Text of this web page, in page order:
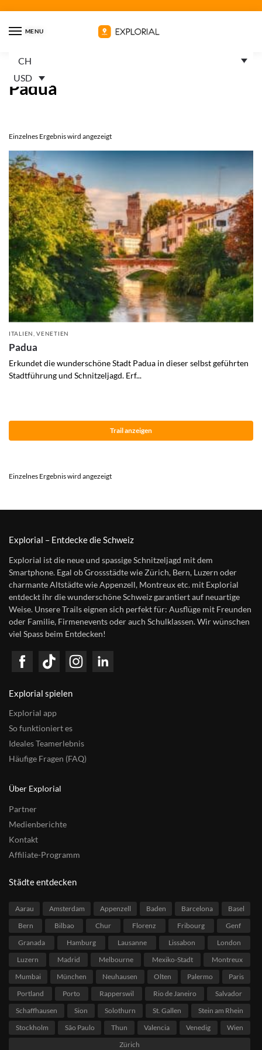
MENU
CH
USD
Startseite
Padua
Einzelnes Ergebnis wird angezeigt
ITALIEN ,VENETIEN
Padua
Erkundet die wunderschöne Stadt Padua in dieser selbst geführten
Stadtführung und Schnitzeljagd. Erf...
Trail anzeigen
Einzelnes Ergebnis wird angezeigt
Explorial – Entdecke die Schweiz
Explorial ist die neue und spassige Schnitzeljagd mit dem
Smartphone. Egal ob Grossstädte wie Zürich, Bern, Luzern oder
charmante Altstädte wie Appenzell, Montreux etc. mit Explorial
entdeckt ihr die wunderschöne Schweiz garantiert auf neuartige
Weise. Unsere Trails eignen sich perfekt für: Ausflüge mit Freunden
oder Familie, Firmenevents oder auch Schulklassen. Wir wünschen
viel Spass beim Entdecken!
Explorial spielen
Explorial app
So funktioniert es
Ideales Teamerlebnis
Häufige Fragen (FAQ)
Über Explorial
Partner
Medienberichte
Kontakt
Affiliate-Programm
Städte entdecken
Aarau Amsterdam Appenzell Baden Barcelona
Basel
Bern
Bilbao Chur Florenz Fribourg
Genf
Granada
Hamburg Lausanne Lissabon
London
Luzern
Madrid Melbourne Mexiko-Stadt
Montreux
Mumbai
München Neuhausen Olten Palermo
Paris
Portland
Porto Rapperswil Rio de Janeiro
Salvador
Schaffhausen
Sion Solothurn St. Gallen
Stein am Rhein
Stockholm
São Paulo Thun Valencia Venedig
Wien
Zürich